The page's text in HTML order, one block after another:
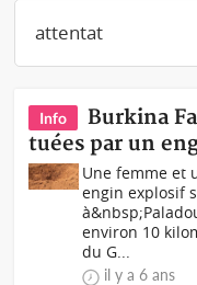
Info
Burkina
tuées par un
Une femme et
engin explosif
environ 10
du G...
il y a 6 ans